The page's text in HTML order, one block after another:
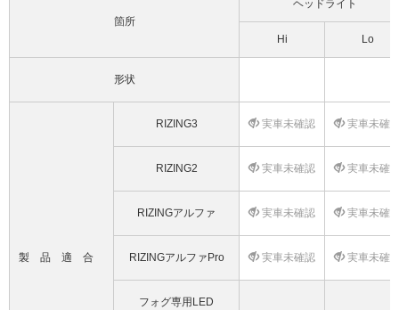
箇所
ヘッドライト
Hi Lo
形状
製品適合
RIZING3 実車未確認 実車未確
RIZING2 実車未確認 実車未確
RIZINGアルファ 実車未確認 実車未確
RIZINGアルファPro 実車未確認 実車未確
フォグ専用LED